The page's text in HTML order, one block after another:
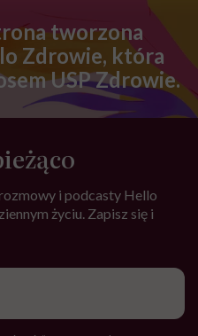
tworzona
Zdrowie, która
USP Zdrowie.
i podcasty Hello
życiu. Zapisz się i